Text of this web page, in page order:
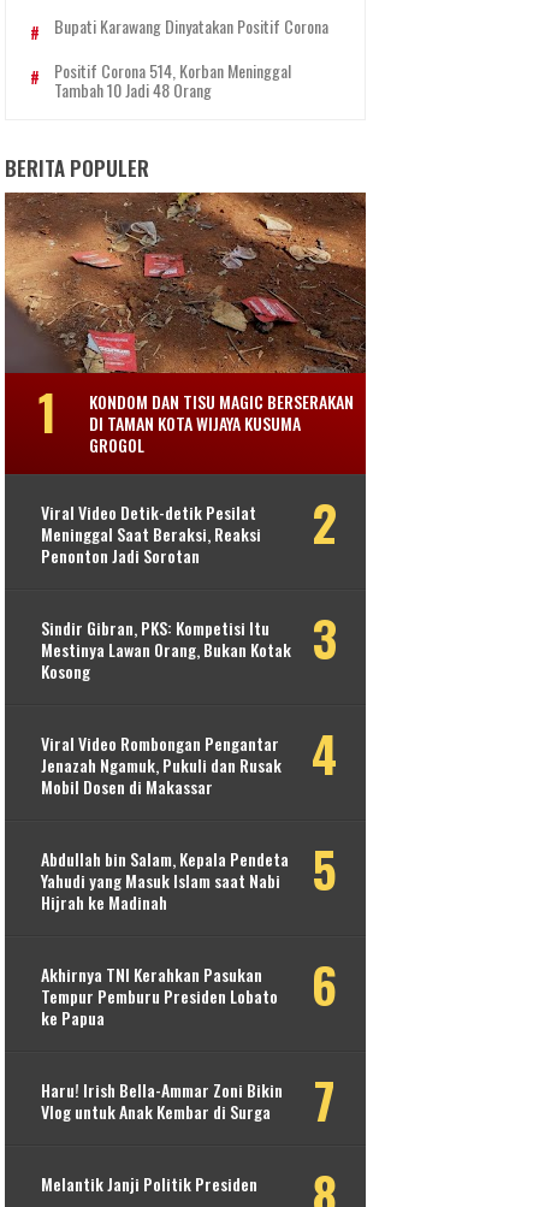
Bupati Karawang Dinyatakan Positif Corona
Positif Corona 514, Korban Meninggal
Tambah 10 Jadi 48 Orang
BERITA POPULER
KONDOM DAN TISU MAGIC BERSERAKAN
DI TAMAN KOTA WIJAYA KUSUMA
GROGOL
Viral Video Detik-detik Pesilat
Meninggal Saat Beraksi, Reaksi
Penonton Jadi Sorotan
Sindir Gibran, PKS: Kompetisi Itu
Mestinya Lawan Orang, Bukan Kotak
Kosong
Viral Video Rombongan Pengantar
Jenazah Ngamuk, Pukuli dan Rusak
Mobil Dosen di Makassar
Abdullah bin Salam, Kepala Pendeta
Yahudi yang Masuk Islam saat Nabi
Hijrah ke Madinah
Akhirnya TNI Kerahkan Pasukan
Tempur Pemburu Presiden Lobato
ke Papua
Haru! Irish Bella-Ammar Zoni Bikin
Vlog untuk Anak Kembar di Surga
Melantik Janji Politik Presiden